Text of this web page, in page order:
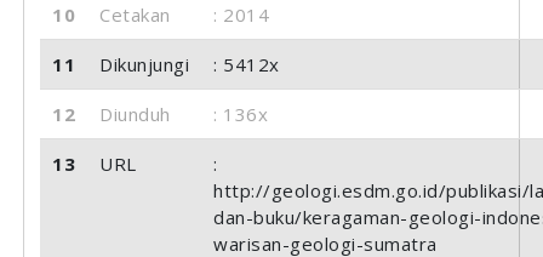
10 Cetakan : 2014
11 Dikunjungi : 5412x
12 Diunduh : 136x
13 URL
:
http://geologi.esdm.go.id/publikasi/
dan-buku/keragaman-geologi-
warisan-geologi-sumatra